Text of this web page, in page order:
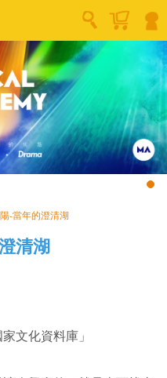
-當年的澄清湖
清湖
文化資料庫」